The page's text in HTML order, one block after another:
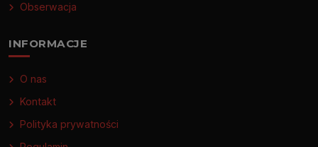
Obserwacja
INFORMACJE
O nas
Kontakt
Polityka prywatności